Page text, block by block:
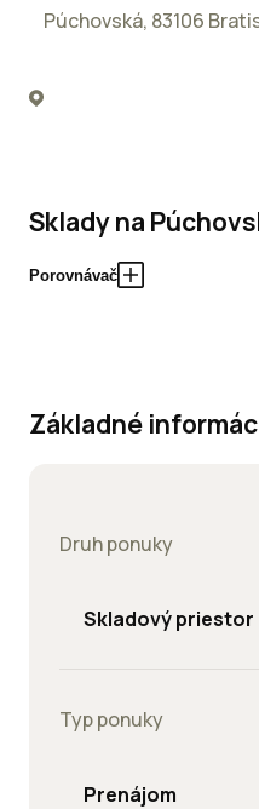
Púchovská, 83106
Sklady na
Porovnávač
Základné
Druh ponuky
Skladový priestor
Typ ponuky
Prenájom